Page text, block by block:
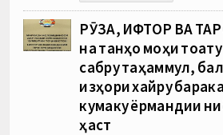
РӮЗА, ИФТОР ВА
на танҳо моҳи
сабру таҳаммул,
изҳори хайру
кумаку ёрмандии
ҳаст